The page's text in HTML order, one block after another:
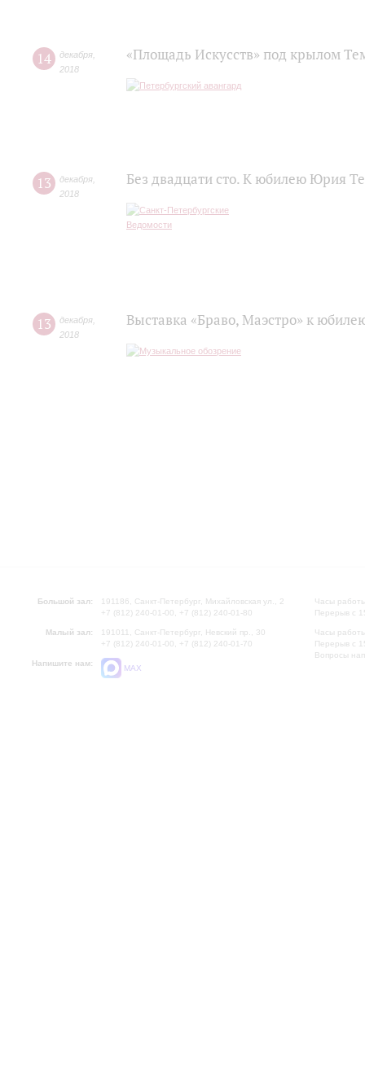
14 декабря
2018
«Площадь Искусств» под крылом
13 декабря
2018
Без двадцати сто. К юбилею Юрия
13 декабря
2018
Выставка «Браво, Маэстро» к
Большой зал:
191186, Санкт-Петербург, Михайловская ул., 2
+7 (812) 240-01-00, +7 (812) 240-01-80
Малый зал:
191011, Санкт-Петербург, Невский пр., 30
+7 (812) 240-01-00, +7 (812) 240-01-70
Напишите нам:
MAX
Часы
Перерыв с
Часы
Перерыв с
Вопросы